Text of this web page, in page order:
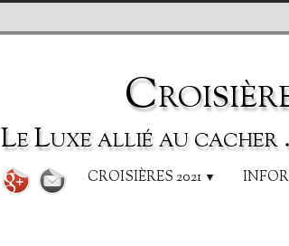
Le Luxe allié au cacher
CROISIÈRES 2021 ▼